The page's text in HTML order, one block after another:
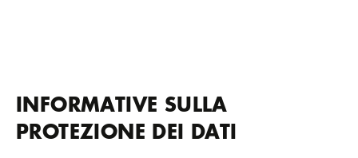
INFORMATIVE SULLA
PROTEZIONE DEI DATI